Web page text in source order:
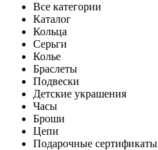
Все категории
Каталог
Кольца
Серьги
Колье
Браслеты
Подвески
Детские украшения
Часы
Броши
Цепи
Подарочные сертификаты